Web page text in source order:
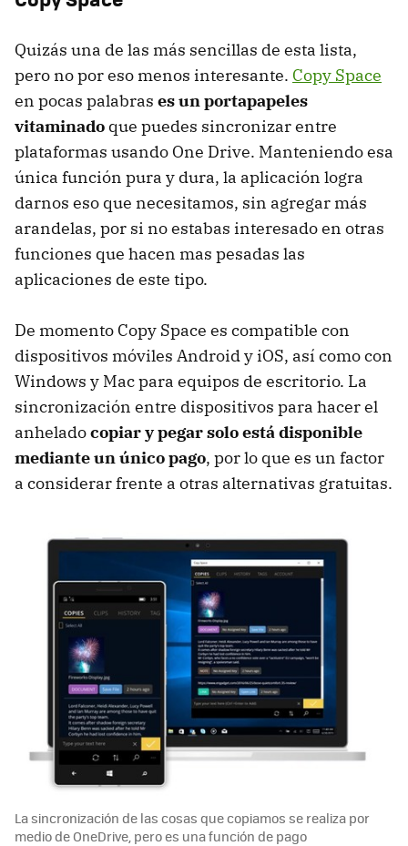
Quizás una de las más sencillas de esta lista,
pero no por eso menos interesante. Copy Space
en pocas palabras es un portapapeles
vitaminado que puedes sincronizar entre
plataformas usando One Drive. Manteniendo esa
única función pura y dura, la aplicación logra
darnos eso que necesitamos, sin agregar más
arandelas, por si no estabas interesado en otras
funciones que hacen mas pesadas las
aplicaciones de este tipo.
De momento Copy Space es compatible con
dispositivos móviles Android y iOS, así como con
Windows y Mac para equipos de escritorio. La
sincronización entre dispositivos para hacer el
anheladocopiar y pegar solo está disponible
mediante un único pago, por lo que es un factor
a considerar frente a otras alternativas gratuitas.
La sincronización de las cosas que copiamos se realiza por
medio de OneDrive, pero es una función de pago